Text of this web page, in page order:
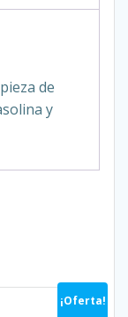
de
y
¡Oferta!